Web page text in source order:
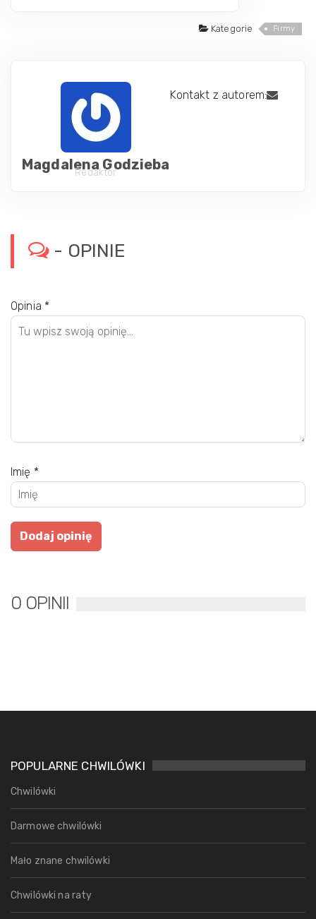
Kategorie Firmy
Magdalena Godzieba
Redaktor
Kontakt z autorem:
- OPINIE
Opinia *
Imię *
0 OPINII
POPULARNE CHWILÓWKI
Chwilówki
Darmowe chwilówki
Mało znane chwilówki
Chwilówki na raty